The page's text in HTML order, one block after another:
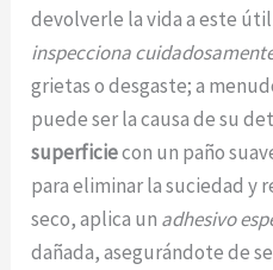
devolverle la vida a este
inspecciona
grietas o desgaste; a
puede ser la causa de su
superficiecon un paño
para eliminar la suciedad y
seco, aplica un adhesivo
dañada, asegurándote de